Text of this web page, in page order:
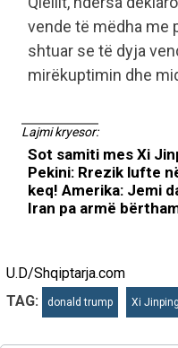
vende të mëdha me
shtuar se të dyja
mirëkuptimin dhe
Lajmi kryesor:
Sot samiti mes Xi
Pekini: Rrezik lufte
keq! Amerika: Jemi
Iran pa armë
U.D/Shqiptarja.com
TAG:
donald trump Xi Jinping